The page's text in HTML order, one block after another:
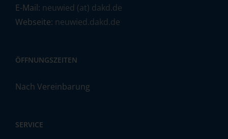
E-Mail: neuwied (at) dakd.de
Webseite: neuwied.dakd.de
ÖFFNUNGSZEITEN
Nach Vereinbarung
SERVICE